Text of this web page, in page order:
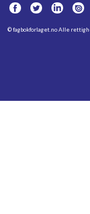
©fagbokforlaget.noAlle